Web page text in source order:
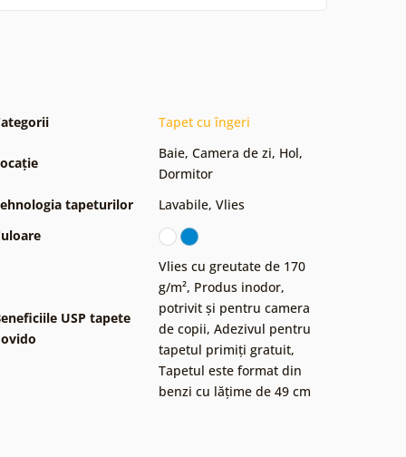
Tapet cu îngeri
Baie, Camera de zi, Hol,
Dormitor
tapeturilor
Lavabile, Vlies
USP tapete
Vlies cu greutate de 170
g/m², Produs inodor,
potrivit și pentru camera
de copii, Adezivul pentru
tapetul primiți gratuit,
Tapetul este format din
benzi cu lățime de 49 cm